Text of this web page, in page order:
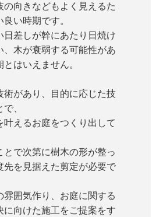
向きなどもよく見えるた
い時期です。
日差しが幹にあたり日焼け
、木が衰弱する可能性があ
はいえません。
術があり、目的に応じた技
、
叶えるお庭をつくり出して
とで次第に樹木の形が整っ
先を見据えた剪定が必要で
囲気作り、お庭に関する
に向けた施工をご提案をす